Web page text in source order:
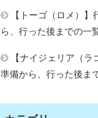
【トーゴ（ロメ）
ら、行った後までの一
【ナイジェリア（
準備から、行った後ま